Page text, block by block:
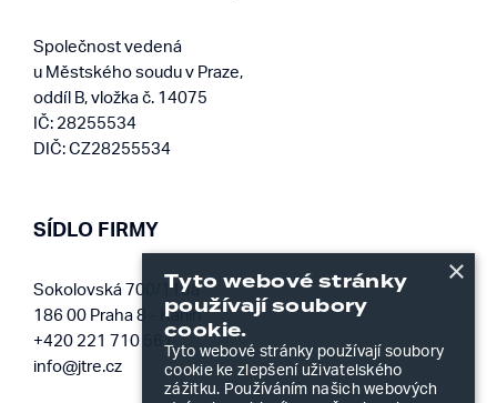
Společnost vedená
u Městského soudu v Praze,
oddíl B, vložka č. 14075
IČ: 28255534
DIČ: CZ28255534
SÍDLO FIRMY
Sokolovská 700/113a
186 00 Praha 8 - Karlín
+420 221 710 561
info@jtre.cz
×
Tyto webové stránky
používají soubory
cookie.
Tyto webové stránky používají soubory
cookie ke zlepšení uživatelského
zážitku. Používáním našich webových